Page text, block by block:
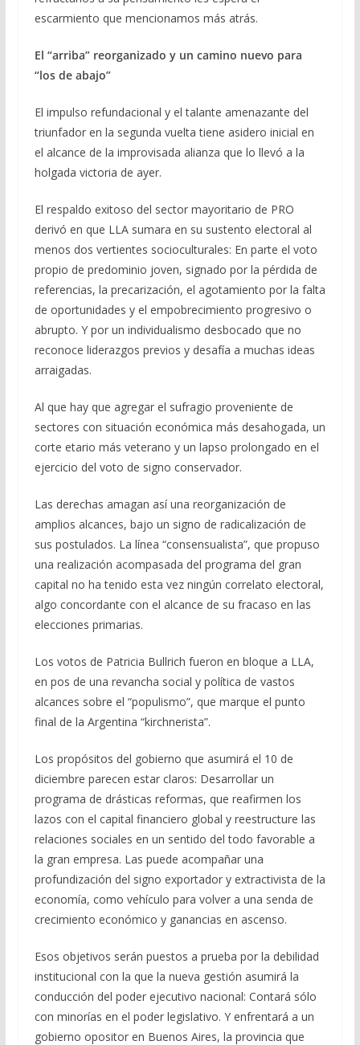
escarmiento que mencionamos más atrás.
El “arriba” reorganizado y un camino nuevo para
“los de abajo”
El impulso refundacional y el talante amenazante del
triunfador en la segunda vuelta tiene asidero inicial en
el alcance de la improvisada alianza que lo llevó a la
holgada victoria de ayer.
El respaldo exitoso del sector mayoritario de PRO
derivó en que LLA sumara en su sustento electoral al
menos dos vertientes socioculturales: En parte el voto
propio de predominio joven, signado por la pérdida de
referencias, la precarización, el agotamiento por la falta
de oportunidades y el empobrecimiento progresivo o
abrupto. Y por un individualismo desbocado que no
reconoce liderazgos previos y desafía a muchas ideas
arraigadas.
Al que hay que agregar el sufragio proveniente de
sectores con situación económica más desahogada, un
corte etario más veterano y un lapso prolongado en el
ejercicio del voto de signo conservador.
Las derechas amagan así una reorganización de
amplios alcances, bajo un signo de radicalización de
sus postulados. La línea “consensualista”, que propuso
una realización acompasada del programa del gran
capital no ha tenido esta vez ningún correlato electoral,
algo concordante con el alcance de su fracaso en las
elecciones primarias.
Los votos de Patricia Bullrich fueron en bloque a LLA,
en pos de una revancha social y política de vastos
alcances sobre el “populismo”, que marque el punto
final de la Argentina “kirchnerista”.
Los propósitos del gobierno que asumirá el 10 de
diciembre parecen estar claros: Desarrollar un
programa de drásticas reformas, que reafirmen los
lazos con el capital financiero global y reestructure las
relaciones sociales en un sentido del todo favorable a
la gran empresa. Las puede acompañar una
profundización del signo exportador y extractivista de la
economía, como vehículo para volver a una senda de
crecimiento económico y ganancias en ascenso.
Esos objetivos serán puestos a prueba por la debilidad
institucional con la que la nueva gestión asumirá la
conducción del poder ejecutivo nacional: Contará sólo
con minorías en el poder legislativo. Y enfrentará a un
gobierno opositor en Buenos Aires, la provincia que